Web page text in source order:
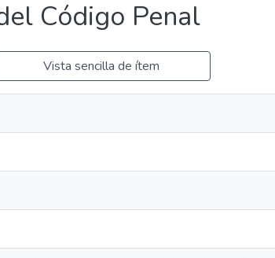
Código Penal
Vista sencilla de ítem